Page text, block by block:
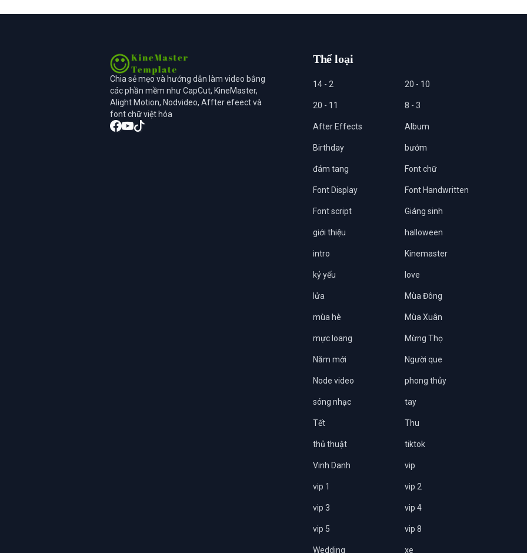
Chia sẻ mẹo và hướng dẫn làm video bằng
các phần mềm như CapCut, KineMaster,
Alight Motion, Nodvideo, Affter efeect và
font chữ việt hóa
Thể loại
14 - 2 20 - 10
20 - 11 8 - 3
After Effects Album
Birthday bướm
đám tang Font chữ
Font Display Font Handwritten
Font script Giáng sinh
giới thiệu halloween
intro Kinemaster
kỷ yếu love
lửa Mùa Đông
mùa hè Mùa Xuân
mực loang Mừng Thọ
Năm mới Người que
Node video phong thủy
sóng nhạc tay
Tết Thu
thủ thuật tiktok
Vinh Danh vip
vip 1 vip 2
vip 3 vip 4
vip 5 vip 8
Wedding xe